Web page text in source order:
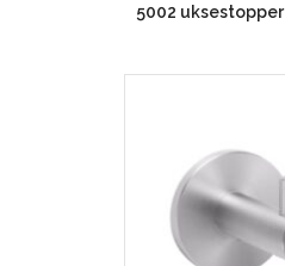
5002 uksestopper